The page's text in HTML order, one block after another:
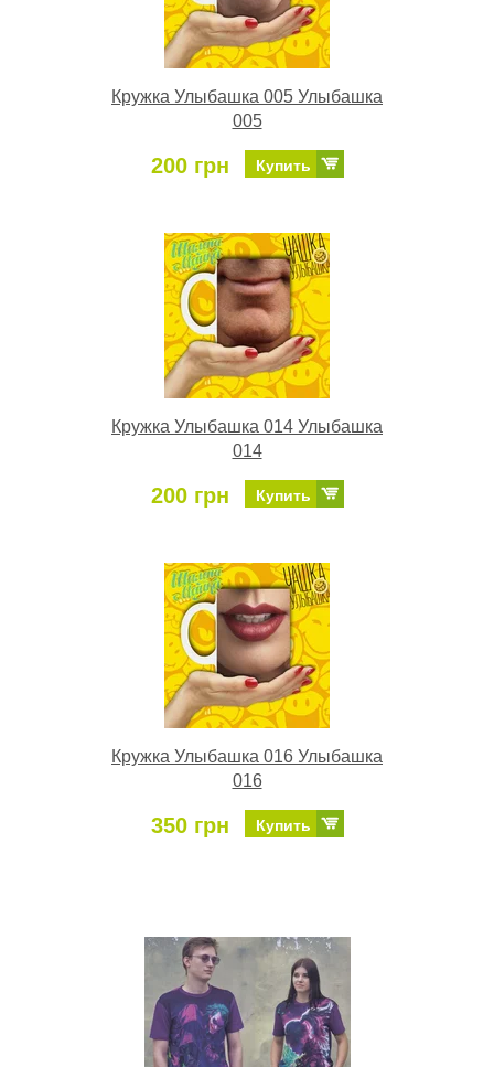
Кружка Улыбашка 005 Улыбашка
005
200 грн Купить
Кружка Улыбашка 014 Улыбашка
014
200 грн Купить
Кружка Улыбашка 016 Улыбашка
016
350 грн Купить